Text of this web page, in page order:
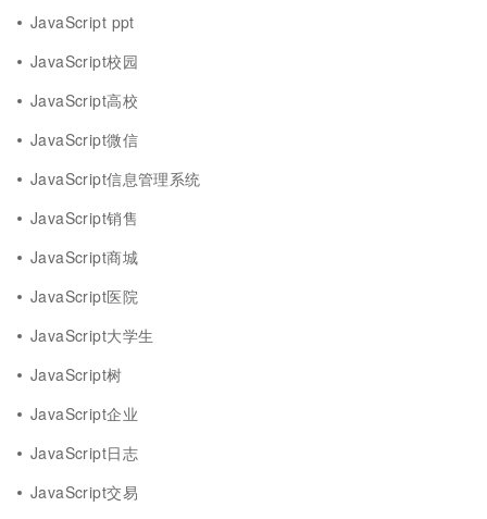
JavaScript ppt
JavaScript校园
JavaScript高校
JavaScript微信
JavaScript信息管理系统
JavaScript销售
JavaScript商城
JavaScript医院
JavaScript大学生
JavaScript树
JavaScript企业
JavaScript日志
JavaScript交易